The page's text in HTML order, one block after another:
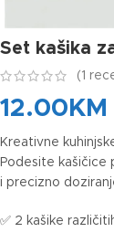
Set kašika
(1
12.00 KM
Kreativne
Podesite kašičice
i precizno
✅ 2 kašike